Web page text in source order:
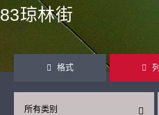
83琼林街
格式
所有类别